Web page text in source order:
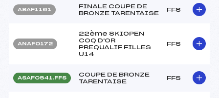
ASAF1161
FINALE COUPE DE
BRONZE TARENTAISE
FFS
ANAF0172
22ème SKIOPEN
COQ D'OR
PREQUALIF FILLES
U14
FFS
ASAF0541.FFS
COUPE DE BRONZE
TARENTAISE
FFS